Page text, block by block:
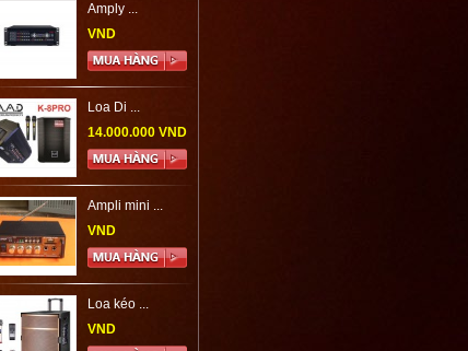
Amply ...
VND
Loa Di ...
14.000.000 VND
Ampli mini ...
VND
Loa kéo ...
VND